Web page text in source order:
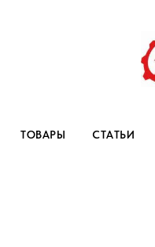
ТОВАРЫ СТАТЬИ